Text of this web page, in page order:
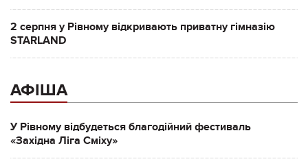
2 серпня у Рівному відкривають приватну гімназію
STARLAND
АФІША
У Рівному відбудеться благодійний фестиваль
«Західна Ліга Сміху»